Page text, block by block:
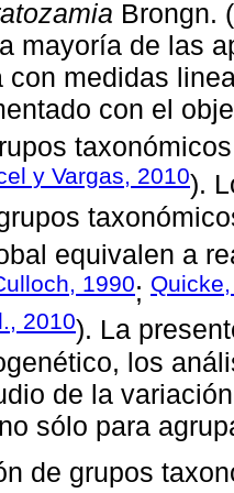
Brongn. (
mayoría de las
con medidas
con el
y Vargas, 2010).
equivalen a
1990;
2010). La
los
de la
sólo para
de grupos